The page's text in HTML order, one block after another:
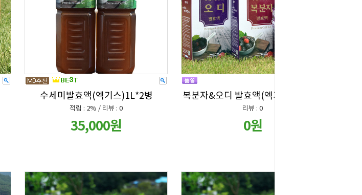
수세미발효액(엑기스)1L*2병
적립 : 2% / 리뷰 : 0
35,000원
복분자&오디 발효액(엑기스)1L×2병
리뷰 : 0
0원